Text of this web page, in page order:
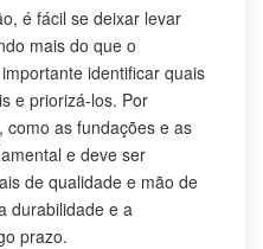
é fácil se deixar levar
mais do que o
identificar quais
e priorizá-los. Por
as fundações e as
e deve ser
de qualidade e mão de
durabilidade e a
prazo.